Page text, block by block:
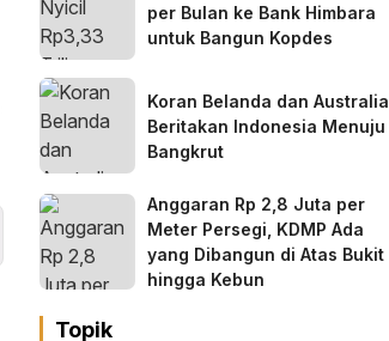
per Bulan ke Bank Himbara
untuk Bangun Kopdes
Koran Belanda dan Australia
Beritakan Indonesia Menuju
Bangkrut
Anggaran Rp 2,8 Juta per
Meter Persegi, KDMP Ada
yang Dibangun di Atas Bukit
hingga Kebun
Topik